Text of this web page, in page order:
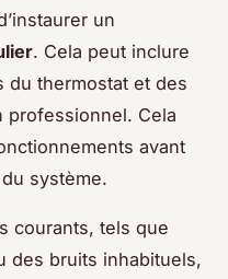
un
. Cela peut inclure
du thermostat et des
professionnel. Cela
avant
du système.
courants, tels que
des bruits inhabituels,